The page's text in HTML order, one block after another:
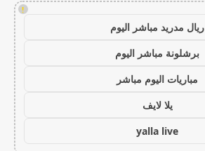
!
ريال مدريد مباشر اليوم
برشلونة مباشر اليوم
مباريات اليوم مباشر
يلا لايف
yalla live